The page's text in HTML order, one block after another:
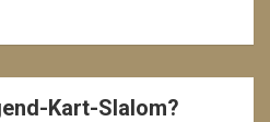
Kart-Slalom?